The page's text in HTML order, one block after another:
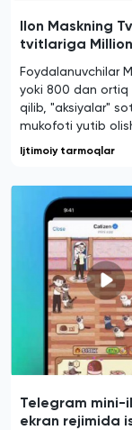
Ilon Maskning
tvitlariga
Foydalanuvchilar
yoki 800 dan ortiq
qilib, "aksiyalar"
mukofoti yutib
Ijtimoiy tarmoqlar
Telegram mini-
ekran rejimida